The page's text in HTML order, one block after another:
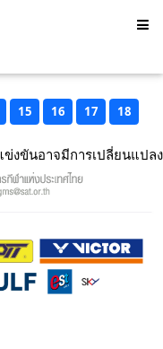
15 16 17 18
งขันอาจมีการเปลี่ยนแปลง